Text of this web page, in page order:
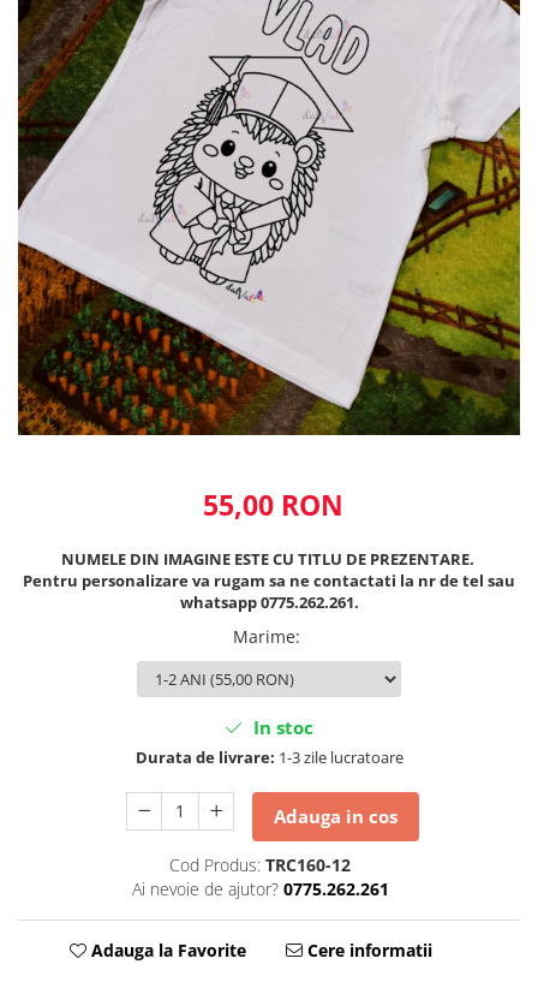
55,00 RON
NUMELE DIN IMAGINE ESTE CU TITLU DE PREZENTARE.
Pentru personalizare va rugam sa ne contactati la nr de tel sau
whatsapp 0775.262.261.
Marime:
In stoc
Durata de livrare: 1-3 zile lucratoare
Adauga in cos
Cod Produs: TRC160-12
Ai nevoie de ajutor? 0775.262.261
Adauga la Favorite Cere informatii